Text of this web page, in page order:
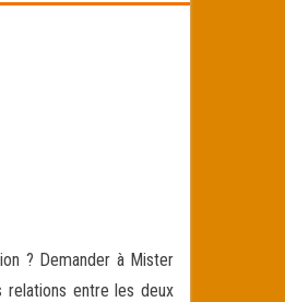
? Demander à Mister
relations entre les deux